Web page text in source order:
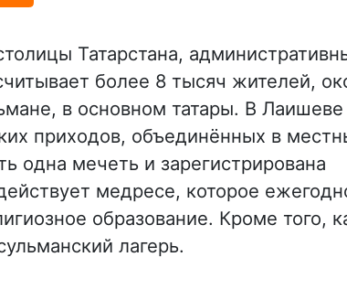
Татарстана,
более 8 тысяч жителей,
в основном татары. В Лаишеве
приходов, объединённых в
одна мечеть и зарегистрирована
медресе, которое
образование. Кроме того,
лагерь.